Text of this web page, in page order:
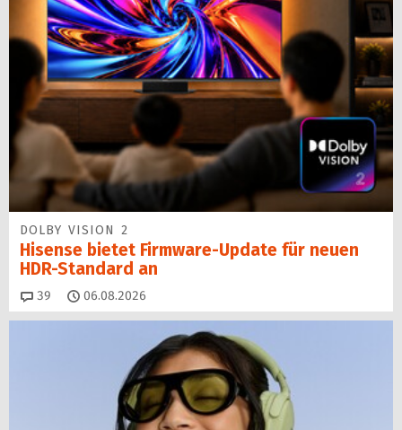
DOLBY VISION 2
Hisense bietet Firmware-Update für neuen
HDR-Standard an
39 Kommentare
06.08.2026